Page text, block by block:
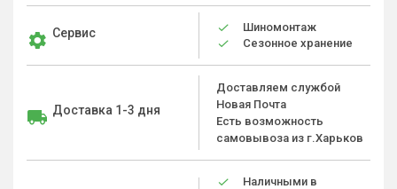
Сервис
Шиномонтаж
Сезонное хранение
Доставка 1-3 дня
Доставляем службой
Новая Почта
Есть возможность
самовывоза из г.Харьков
Наличными в